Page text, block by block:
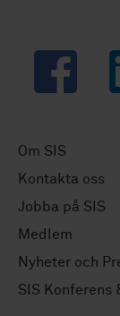
Facebook
Om SIS
Kontakta oss
Jobba på SIS
Medlem
Nyheter och
SIS Konferens